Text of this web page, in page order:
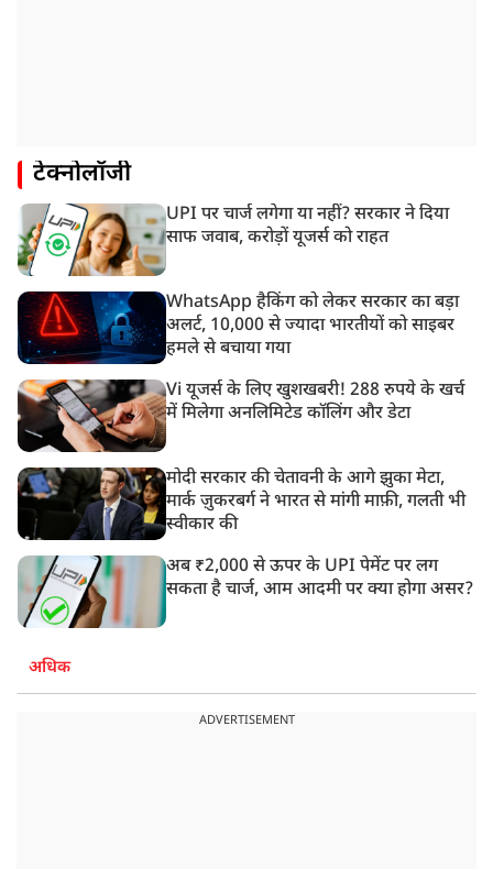
टेक्नोलॉजी
UPI पर चार्ज लगेगा या नहीं? सरकार ने दिया
साफ जवाब, करोड़ों यूजर्स को राहत
WhatsApp हैकिंग को लेकर सरकार का बड़ा
अलर्ट, 10,000 से ज्यादा भारतीयों को साइबर
हमले से बचाया गया
Vi यूजर्स के लिए खुशखबरी! 288 रुपये के खर्च
में मिलेगा अनलिमिटेड कॉलिंग और डेटा
मोदी सरकार की चेतावनी के आगे झुका मेटा,
मार्क ज़ुकरबर्ग ने भारत से मांगी माफ़ी, गलती भी
स्वीकार की
अब ₹2,000 से ऊपर के UPI पेमेंट पर लग
सकता है चार्ज, आम आदमी पर क्या होगा असर?
अधिक
ADVERTISEMENT